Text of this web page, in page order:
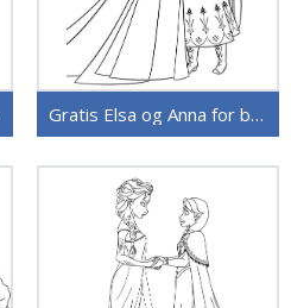
Gratis Elsa og Anna for barn